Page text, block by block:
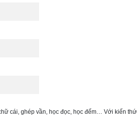
cái, ghép vần, học đọc, học đếm… Với kiến